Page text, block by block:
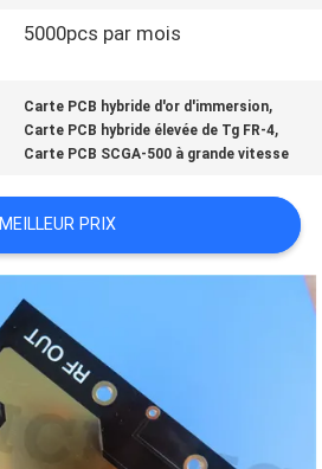
5000pcs par mois
Carte PCB hybride d'or d'immersion,
Carte PCB hybride élevée de Tg FR-4,
Carte PCB SCGA-500 à grande vitesse
MEILLEUR PRIX